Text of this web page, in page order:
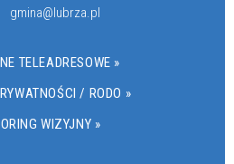
gmina@lubrza.pl
TELEADRESOWE »
/ RODO »
WIZYJNY »